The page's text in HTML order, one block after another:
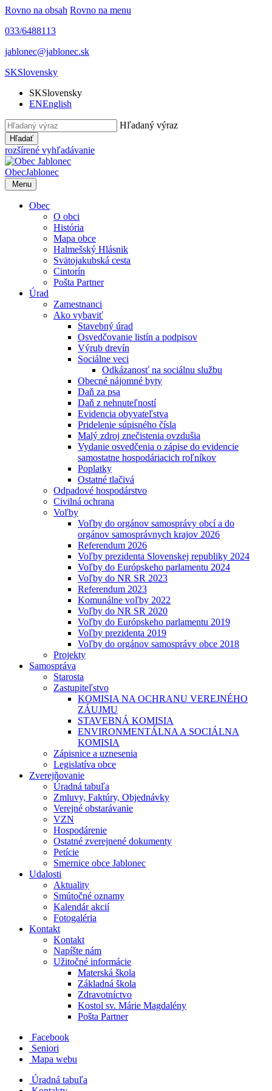
Rovno na obsah Rovno na menu
033/6488113
jablonec@jablonec.sk
SKSlovensky
SKSlovensky
ENEnglish
Hľadaný výraz
Hľadať
rozšírené vyhľadávanie
ObecJablonec
Menu
Obec
O obci
História
Mapa obce
Halmešský Hlásnik
Svätojakubská cesta
Cintorín
Pošta Partner
Úrad
Zamestnanci
Ako vybaviť
Stavebný úrad
Osvedčovanie listín a podpisov
Výrub drevín
Sociálne veci
Odkázanosť na sociálnu službu
Obecné nájomné byty
Daň za psa
Daň z nehnuteľností
Evidencia obyvateľstva
Pridelenie súpisného čísla
Malý zdroj znečistenia ovzdušia
Vydanie osvedčenia o zápise do evidencie
samostatne hospodáriacich roľníkov
Poplatky
Ostatné tlačivá
Odpadové hospodárstvo
Civilná ochrana
Voľby
Voľby do orgánov samosprávy obcí a do
orgánov samosprávnych krajov 2026
Referendum 2026
Voľby prezidenta Slovenskej republiky 2024
Voľby do Európskeho parlamentu 2024
Voľby do NR SR 2023
Referendum 2023
Komunálne voľby 2022
Voľby do NR SR 2020
Voľby do Európskeho parlamentu 2019
Voľby prezidenta 2019
Voľby do orgánov samosprávy obce 2018
Projekty
Samospráva
Starosta
Zastupiteľstvo
KOMISIA NA OCHRANU VEREJNÉHO
ZÁUJMU
STAVEBNÁ KOMISIA
ENVIRONMENTÁLNA A SOCIÁLNA
KOMISIA
Zápisnice a uznesenia
Legislatíva obce
Zverejňovanie
Úradná tabuľa
Zmluvy, Faktúry, Objednávky
Verejné obstarávanie
VZN
Hospodárenie
Ostatné zverejnené dokumenty
Petície
Smernice obce Jablonec
Udalosti
Aktuality
Smútočné oznamy
Kalendár akcií
Fotogaléria
Kontakt
Kontakt
Napíšte nám
Užitočné informácie
Materská škola
Základná škola
Zdravotníctvo
Kostol sv. Márie Magdalény
Pošta Partner
Facebook
Seniori
Mapa webu
Úradná tabuľa